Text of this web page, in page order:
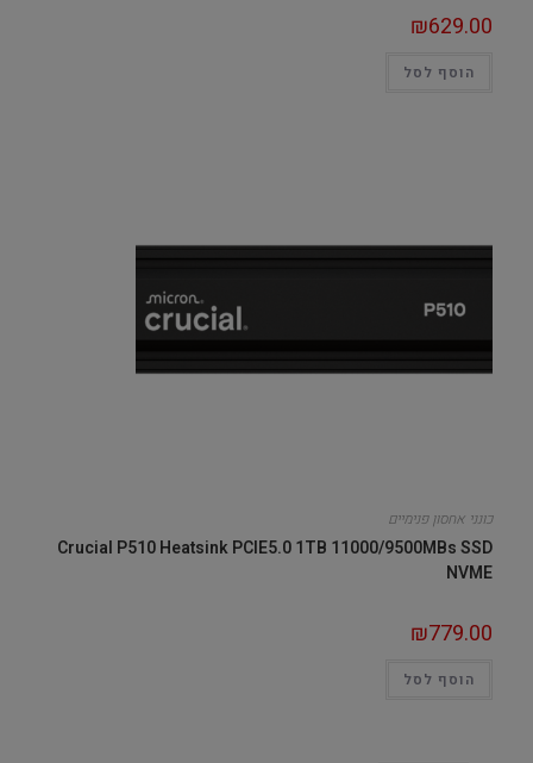
₪629.00
הוסף לסל
כונני אחסון פנימיים
Crucial P510 Heatsink PCIE5.0 1TB 11000/9500MBs SSD
NVME
₪779.00
הוסף לסל